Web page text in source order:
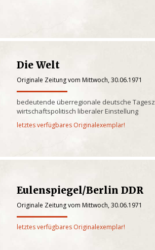
Die Welt
Originale Zeitung vom Mittwoch, 30.06.1971
bedeutende überregionale deutsche
wirtschaftspolitisch liberaler Einstellung
letztes verfügbares Originalexemplar!
Eulenspiegel/Berlin DDR
Originale Zeitung vom Mittwoch, 30.06.1971
letztes verfügbares Originalexemplar!